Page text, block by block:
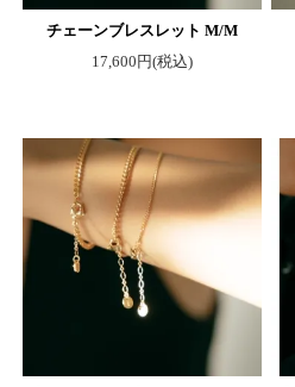
チェーンブレスレット M/M
17,600円(税込)